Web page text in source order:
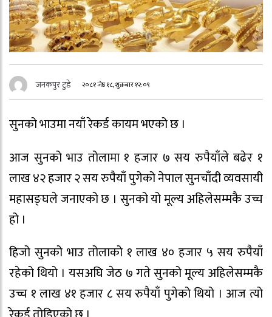
जनकपुर टुडे २०८१ जेष्ठ १८, शुक्रबार १२:०९
सुनको भाउमा नयाँ रेकर्ड कायम भएको छ ।
आज सुनको भाउ तोलामा १ हजार ७ सय रुपैयाँले बढेर १
लाख ४२ हजार २ सय रुपैयाँ पुगेको नेपाल सुनचाँदी व्यवसायी
महासङ्घले जनाएको छ । सुनको यो मूल्य अहिलेसम्मकै उच्च
हो ।
हिजो सुनको भाउ तोलाको १ लाख ४० हजार ५ सय रुपैयाँ
रहेको थियो । यसअघि जेठ ७ गते सुनको मूल्य अहिलेसम्मकै
उच्च १ लाख ४१ हजार ८ सय रुपैयाँ पुगेको थियो । आज त्यो